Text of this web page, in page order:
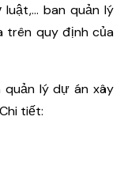
ban quản lý
trên quy định của
quản lý dự án xây
tiết: